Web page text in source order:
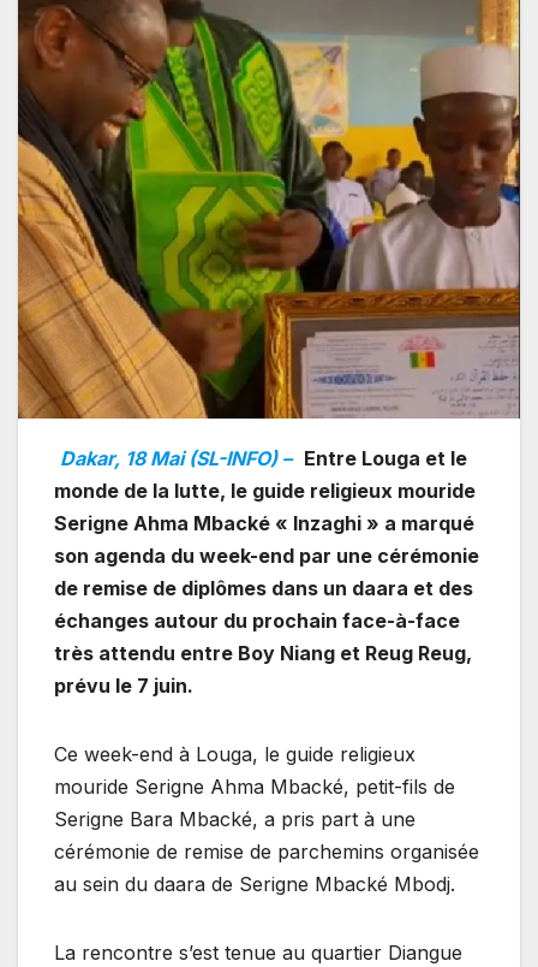
Dakar, 18 Mai (SL-INFO) – Entre Louga et le
monde de la lutte, le guide religieux mouride
Serigne Ahma Mbacké « Inzaghi » a marqué
son agenda du week-end par une cérémonie
de remise de diplômes dans un daara et des
échanges autour du prochain face-à-face
très attendu entre Boy Niang et Reug Reug,
prévu le 7 juin.
Ce week-end à Louga, le guide religieux
mouride Serigne Ahma Mbacké, petit-fils de
Serigne Bara Mbacké, a pris part à une
cérémonie de remise de parchemins organisée
au sein du daara de Serigne Mbacké Mbodj.
La rencontre s’est tenue au quartier Diangue